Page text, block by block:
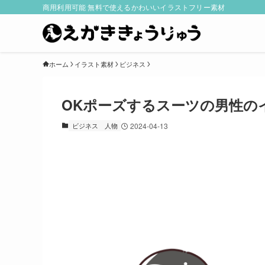
商用利用可能 無料で使えるかわいいイラストフリー素材
ホーム イラスト素材 ビジネス
OKポーズするスーツの男性の
ビジネス 人物 2024-04-13